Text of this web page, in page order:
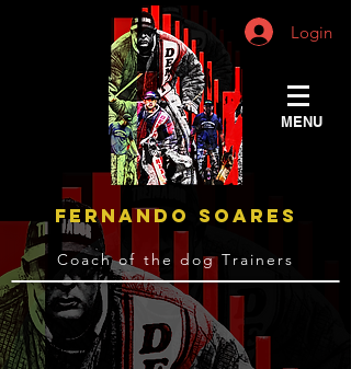
Login
MENU
FERNANDO SOARES
Coach of the dog Trainers